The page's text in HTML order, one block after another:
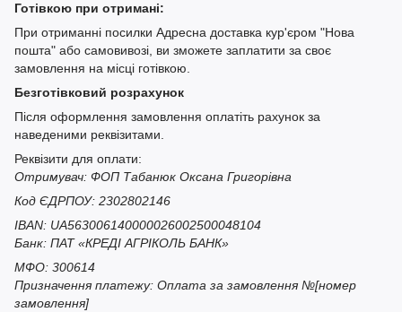
Готівкою при отримані:
При отриманні посилки Адресна доставка кур'єром "Нова
пошта" або самовивозі, ви зможете заплатити за своє
замовлення на місці готівкою.
Безготівковий розрахунок
Після оформлення замовлення оплатіть рахунок за
наведеними реквізитами.
Реквізити для оплати:
Отримувач: ФОП Табанюк Оксана Григорівна
Код ЄДРПОУ: 2302802146
IBAN: UA563006140000026002500048104
Банк: ПАТ «КРЕДІ АГРІКОЛЬ БАНК»
МФО: 300614
Призначення платежу: Оплата за замовлення №[номер
замовлення]